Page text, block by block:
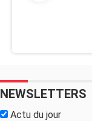
NEWSLETTERS
Actu du jour